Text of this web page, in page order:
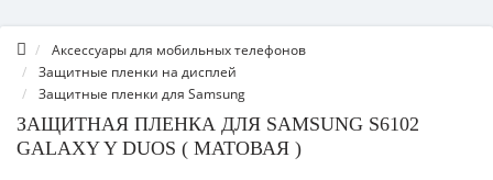
Аксессуары для мобильных телефонов
Защитные пленки на дисплей
Защитные пленки для Samsung
ЗАЩИТНАЯ ПЛЕНКА ДЛЯ SAMSUNG S6102
GALAXY Y DUOS ( МАТОВАЯ )